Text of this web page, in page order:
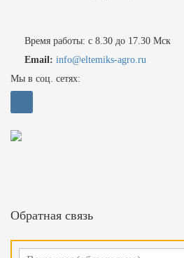
Время работы: с 8.30 до 17.30 Мск
Email: info@eltemiks-agro.ru
Мы в соц. сетях:
Обратная связь